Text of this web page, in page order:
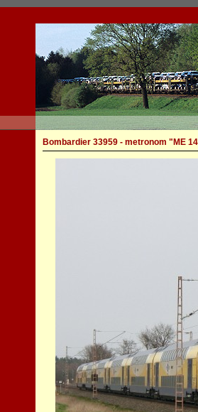
Bombardier 33959 - metronom "ME